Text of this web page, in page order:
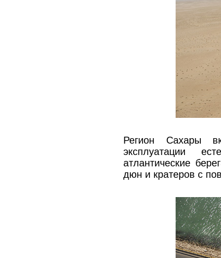
Регион Сахары
эксплуатации
атлантические
дюн и кратеров с